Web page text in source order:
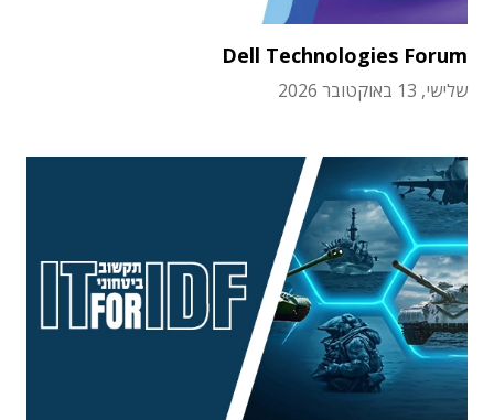
Dell Technologies Forum
שלישי, 13 באוקטובר 2026